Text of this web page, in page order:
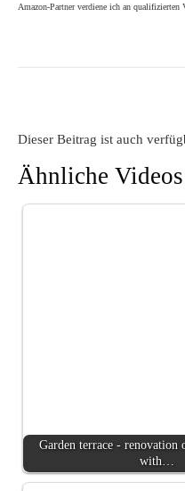
Amazon-Partner verdiene ich an qualifizierten
Dieser Beitrag ist auch
Ähnliche
Garden terrace - renovation
with…